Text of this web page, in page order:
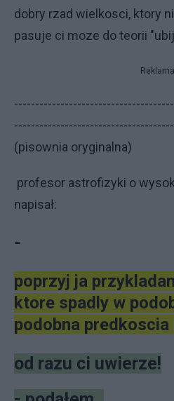
dobry rzad wielkosci, ktory
pasuje ci moze do teorii
Reklama
(pisownia oryginalna)
profesor astrofizyki o
napisał:
-
poprzyj ja
ktore spadly w
podobna
od razu ci uwierze!